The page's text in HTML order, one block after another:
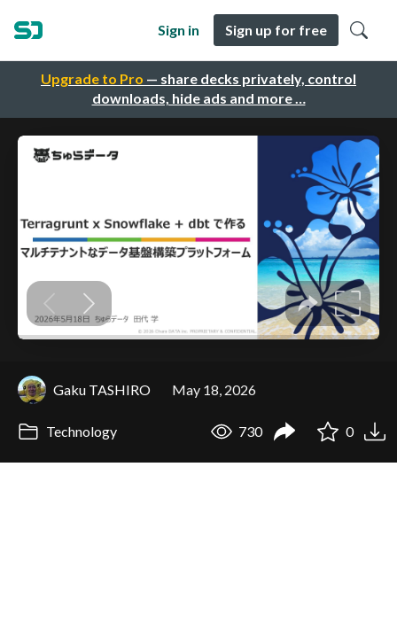
Upgrade to Pro — share decks privately, control
downloads, hide ads and more …
Sign in Sign up for free
Gaku TASHIRO May 18, 2026
Technology 730 0